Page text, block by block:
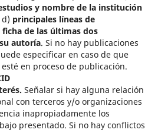
y nombre de la institución
d) principales líneas de
ficha de las últimas dos
autoría. Si no hay publicaciones
especificar en caso de que
en proceso de publicación.
Señalar si hay alguna relación
con terceros y/o organizaciones
inapropiadamente los
presentado. Si no hay conflictos